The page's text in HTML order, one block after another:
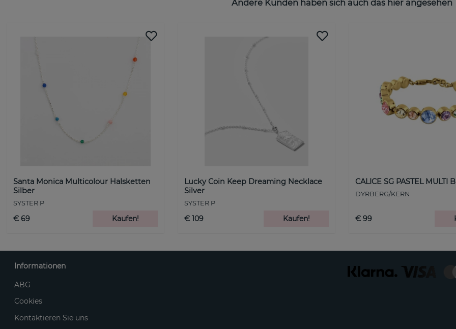
Andere Kunden haben sich auch das hier angesehen
Santa Monica Multicolour Halsketten
Silber
SYSTER P
€ 69 Kaufen!
Lucky Coin Keep Dreaming Necklace
Silver
SYSTER P
€ 109 Kaufen!
CALICE SG PASTEL MULTI
DYRBERG/KERN
€ 99
Informationen
ABG
Cookies
Kontaktieren Sie uns